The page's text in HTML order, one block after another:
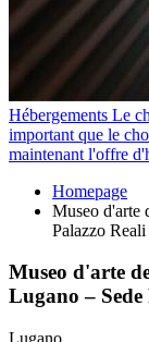
Hébergements Le
important que le
maintenant l'offre
Homepage
Museo d'arte
Palazzo Reali
Museo d'arte
Lugano – Sede
Lugano